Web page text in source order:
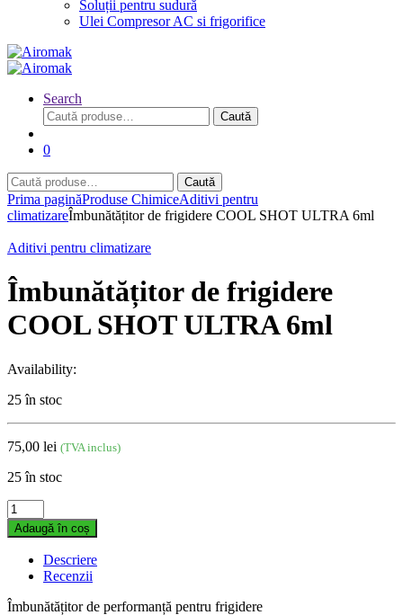
Soluții pentru sudură
Ulei Compresor AC si frigorifice
Search
Caută
după:
Caută
0
Caută
după:
Caută
Prima paginăProduse ChimiceAditivi pentru
climatizareÎmbunătățitor de frigidere COOL SHOT ULTRA 6ml
Aditivi pentru climatizare
Îmbunătățitor de frigidere
COOL SHOT ULTRA 6ml
Availability:
25 în stoc
75,00 lei (TVA inclus)
25 în stoc
Îmbunătățitor
de
frigidere
COOL
SHOT
ULTRA
6ml
Adaugă în coș
Descriere
Recenzii
Îmbunătățitor de performanță pentru frigidere